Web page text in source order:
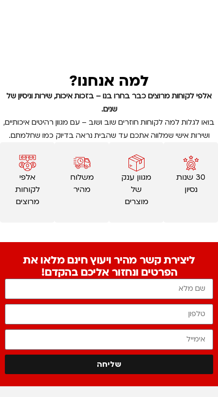
למה אנחנו?
אלפי לקוחות מרוצים כבר בחרו בנו – בזכות איכות, שירות וניסיון של
שנים.
בואו לגלות למה לקוחות חוזרים שוב ושוב – עם מגוון רהיטים איכותיים,
ושירות אישי שמלווה אתכם עד שהבית נראה בדיוק כמו שחלמתם.
30 שנות
נסיון
מגוון ענק
של
מוצרים
משלוח
מהיר
אלפי
לקוחות
מרוצים
ליצירת קשר מהיר ויעוץ חינם מלאו את
הפרטים ונחזור אליכם בהקדם!
שליחה